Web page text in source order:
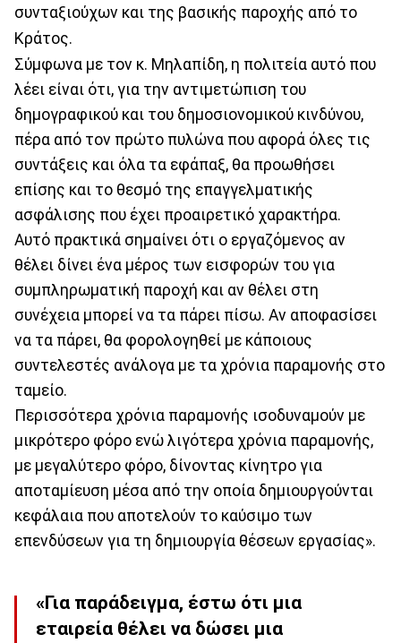
συνταξιούχων και της βασικής παροχής από το
Κράτος.
Σύμφωνα με τον κ. Μηλαπίδη, η πολιτεία αυτό που
λέει είναι ότι, για την αντιμετώπιση του
δημογραφικού και του δημοσιονομικού κινδύνου,
πέρα από τον πρώτο πυλώνα που αφορά όλες τις
συντάξεις και όλα τα εφάπαξ, θα προωθήσει
επίσης και το θεσμό της επαγγελματικής
ασφάλισης που έχει προαιρετικό χαρακτήρα.
Αυτό πρακτικά σημαίνει ότι ο εργαζόμενος αν
θέλει δίνει ένα μέρος των εισφορών του για
συμπληρωματική παροχή και αν θέλει στη
συνέχεια μπορεί να τα πάρει πίσω. Αν αποφασίσει
να τα πάρει, θα φορολογηθεί με κάποιους
συντελεστές ανάλογα με τα χρόνια παραμονής στο
ταμείο.
Περισσότερα χρόνια παραμονής ισοδυναμούν με
μικρότερο φόρο ενώ λιγότερα χρόνια παραμονής,
με μεγαλύτερο φόρο, δίνοντας κίνητρο για
αποταμίευση μέσα από την οποία δημιουργούνται
κεφάλαια που αποτελούν το καύσιμο των
επενδύσεων για τη δημιουργία θέσεων εργασίας».
«Για παράδειγμα, έστω ότι μια
εταιρεία θέλει να δώσει μια